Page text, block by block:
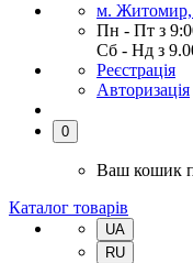
м. Житомир,
Пн - Пт з
Сб - Нд з
Реєстрація
Авторизація
0
Ваш кошик
Каталог товарів
UA
RU